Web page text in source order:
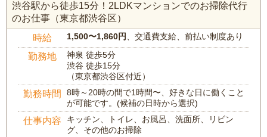
渋谷駅から徒歩15分！2LDKマンションでのお掃除代行
のお仕事（東京都渋谷区）
時給 1,500〜1,860円 、交通費支給、前払い制度あり
勤務地
神泉 徒歩5分
渋谷 徒歩15分
（東京都渋谷区付近）
勤務時間
8時～20時の間で1時間〜、好きな日に働くこと
が可能です。(候補の日時から選択)
仕事内容
キッチン、トイレ、お風呂、洗面所、リビン
グ、その他のお掃除